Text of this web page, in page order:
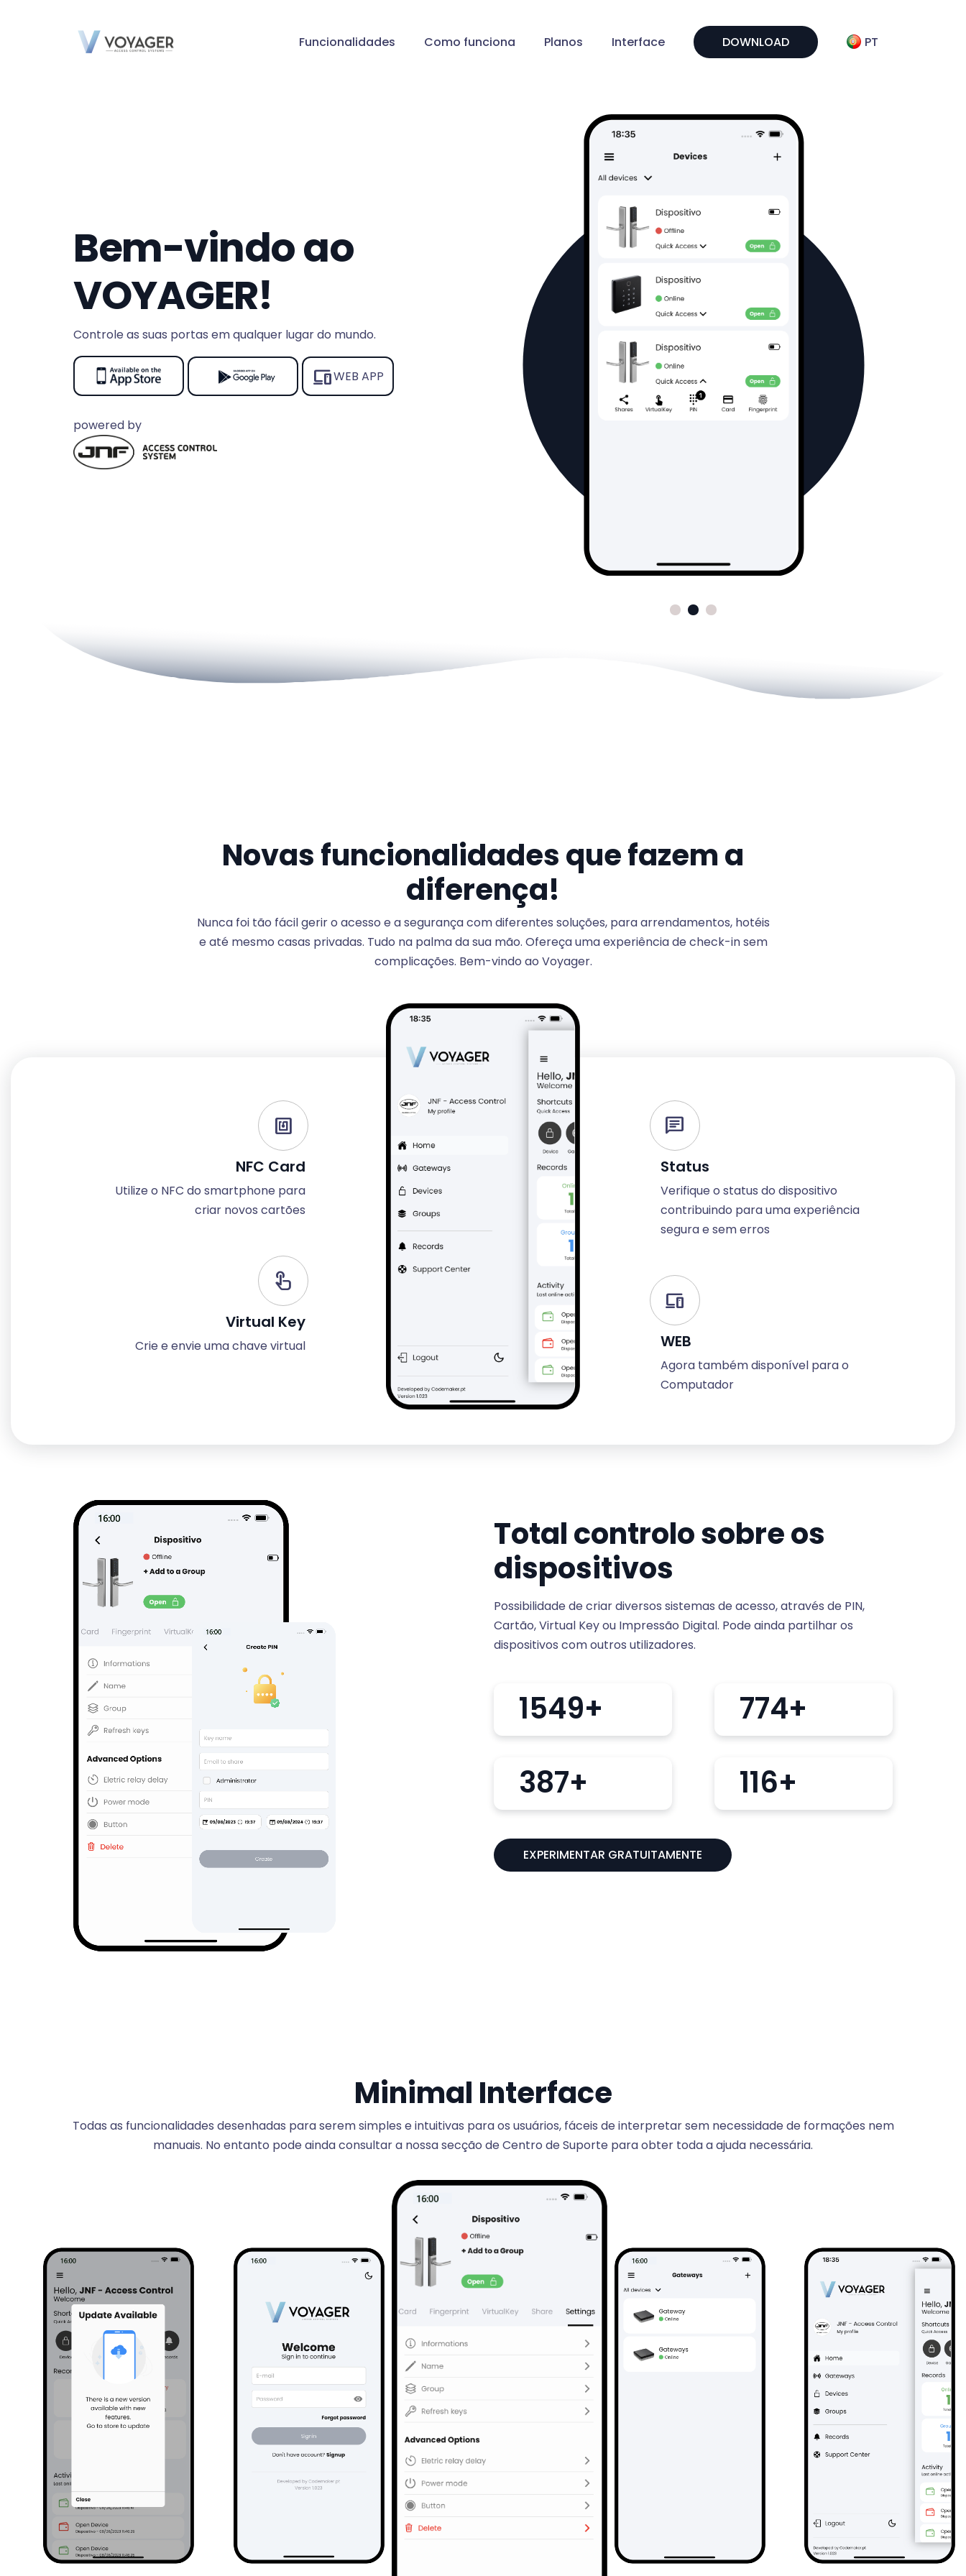
Funcionalidades Como funciona Planos Interface DOWNLOAD PT
Bem-vindo ao
VOYAGER!
Controle as suas portas em qualquer lugar do mundo.
DevicesWEB APP
powered by
Novas funcionalidades que fazem a
diferença!
Nunca foi tão fácil gerir o acesso e a segurança com diferentes soluções, para arrendamentos, hotéis
e até mesmo casas privadas. Tudo na palma da sua mão. Ofereça uma experiência de check-in sem
complicações. Bem-vindo ao Voyager.
Nfc
NFC Card
Utilize o NFC do smartphone para
criar novos cartões
touch_app
Virtual Key
Crie e envie uma chave virtual
chat
Status
Verifique o status do dispositivo
contribuindo para uma experiência
segura e sem erros
Devices
WEB
Agora também disponível para o
Computador
Total controlo sobre os
dispositivos
Possibilidade de criar diversos sistemas de acesso, através de PIN,
Cartão, Virtual Key ou Impressão Digital. Pode ainda partilhar os
dispositivos com outros utilizadores.
2000+ 1000
500+ 150+
EXPERIMENTAR GRATUITAMENTE
Minimal Interface
Todas as funcionalidades desenhadas para serem simples e intuitivas para os usuários, fáceis de interpretar sem necessidade de formações nem
manuais. No entanto pode ainda consultar a nossa secção de Centro de Suporte para obter toda a ajuda necessária.